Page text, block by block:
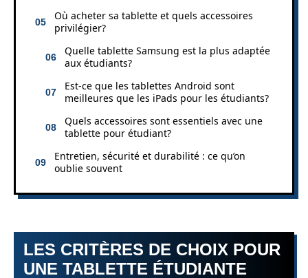
Où acheter sa tablette et quels accessoires
privilégier?
Quelle tablette Samsung est la plus adaptée
aux étudiants?
Est-ce que les tablettes Android sont
meilleures que les iPads pour les étudiants?
Quels accessoires sont essentiels avec une
tablette pour étudiant?
Entretien, sécurité et durabilité : ce qu’on
oublie souvent
LES CRITÈRES DE CHOIX POUR
UNE TABLETTE ÉTUDIANTE